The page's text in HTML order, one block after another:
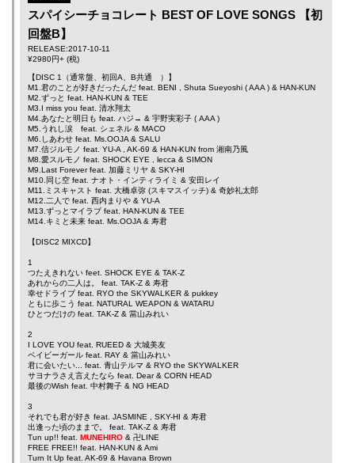
スパイシーチョコレート BEST OF LOVE SONGS 【初
回盤B】
RELEASE:2017-10-11
¥2980円+ (税)
【DISC 1（通常盤、初回A、B共通 ）】
M1.君のことが好きだったんだ feat. BENI Shuta Sueyoshi (AAA ) & HAN-KUN
M2.ずっと feat. HAN-KUN & TEE
M3.I miss you feat. 清水翔太
M4.あなたと明日も feat. ハジ→ & 宇野実彩子 ( AAA )
M5.うれし涙 feat. シェネル & MACO
M6.しあわせ feat. Ms.OOJA & SALU
M7.信ジルモノ feat. YU-A AK-69 & HAN-KUN from 湘南乃風
M8.愛スルモノ feat. SHOCK EYE lecca & SIMON
M9.Last Forever feat. 加藤ミリヤ & SKY-HI
M10.同じ空 feat. ナオト・インティライミ & 安田レイ
M11.ミスキャスト feat. 大橋卓弥 (スキマスイッチ) & 奇妙礼太郎
M12.二人で feat. 西内まりや & YU-A
M13.ずっとマイラブ feat. HAN-KUN & TEE
M14.キミと未来 feat. Ms.OOJA & 寿君
【DISC2 MIXCD】
1
つたえきれない feet. SHOCK EYE & TAK-Z
あれからの二人は。 feat. TAK-Z & 寿君
幸せドライブ feat. RYO the SKYWALKER & pukkey
ともに歩こう feat. NATURAL WEAPON & WATARU
ひとつだけの feat. TAK-Z & 當山みれい
2
I LOVE YOU feat. RUEED & 大城美友
ベイビーガール feat. RAY & 當山みれい
君に会いたい... feat. 青山テルマ & RYO the SKYWALKER
サヨナラさえ言えたなら feat. Dear& CORN HEAD
最後のWish feat. 中村舞子 & NG HEAD
3
それでも君が好き feat. JASMINE SKY-HI & 寿君
出逢った頃のままで。 feat. TAK-Z & 寿君
Tun up!! feat. MUNEHIRO & 卍LINE
FREE FREE!! feat. HAN-KUN & Ami
Turn It Up feat. AK-69 & Havana Brown